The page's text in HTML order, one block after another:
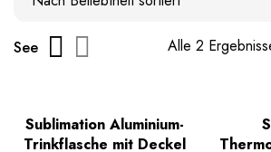
Alle 2
See
Beliebt
Sublimation Aluminium-
Trinkflasche mit Deckel